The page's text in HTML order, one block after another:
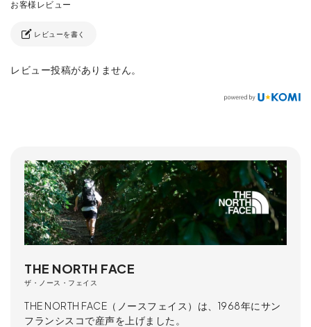
レビューを書く
レビュー投稿がありません。
THE NORTH FACE
ザ・ノース・フェイス
THE NORTH FACE（ノースフェイス）は、1968年にサン
フランシスコで産声を上げました。